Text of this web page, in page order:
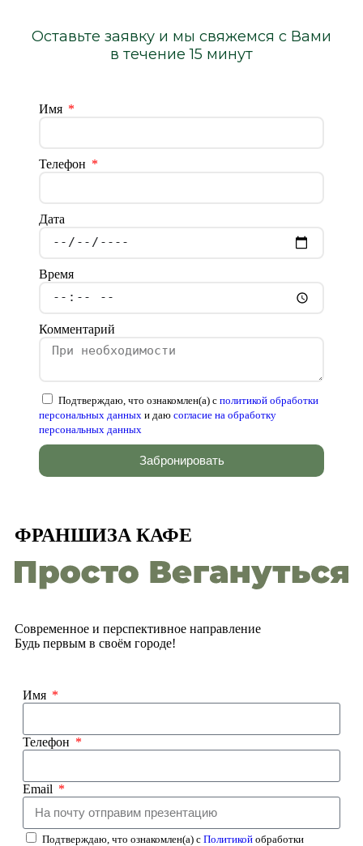
Оставьте заявку и мы свяжемся с Вами
в течение 15 минут
Имя
Телефон
Дата
Время
Комментарий
Подтверждаю, что ознакомлен(а) с политикой обработки
персональных данных и даю согласие на обработку
персональных данных
Забронировать
ФРАНШИЗА КАФЕ
Современное и перспективное направление
Будь первым в своём городе!
Имя
Телефон
Email
Подтверждаю, что ознакомлен(а) с Политикой обработки